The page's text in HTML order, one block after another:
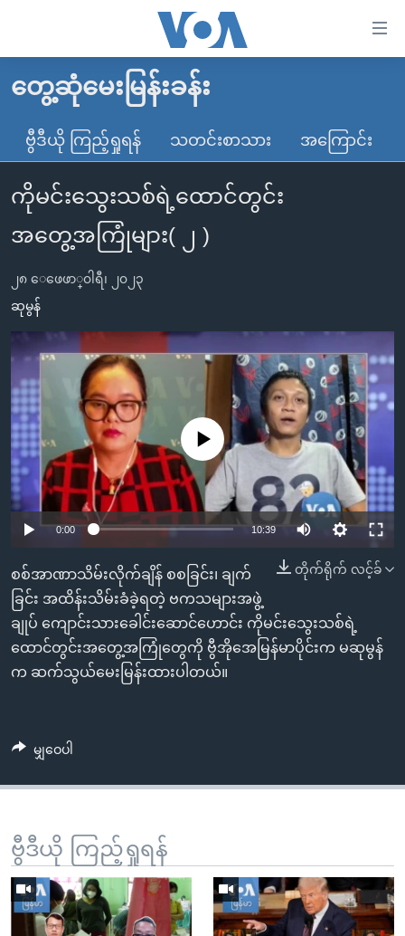
လွယ်ကူ
သည့်
Link
များ
ပင်မ
သို့
ကျော်
ရန်
ပင်မ
အ
ညွန်း
စာမျက်နှာ
သို့
ကျော်
ကြည့်
ရှာဖွေ
ရန်
နေရာ
သို့
ကျော်
မူလစာမျက်နှာ
မြန်မာ
ကမ္ဘာ့သတင်းများ
နိုင်ငံတကာ
အစ္စရေး-ပါလက်စတိုင်း
ဗွီဒီယို
သတင်းလွတ်လပ်ခွင့်
ရပ်ဝန်းတခု လမ်းတခု အလွန်
အင်္ဂလိပ်စာလေ့လာမယ်
မကြေးမုံရဲ့ အင်္ဂလိပ်စာ
ရုပ်ရှင်ထဲက အင်္ဂလိပ်စာ
သုတပဒေသာ အင်္ဂလိပ်စာ
ရေဒီယို
တီဗွီ
ရေဒီယိုနှင့်ရုပ်သံ အချက်အလက်များ
ရေဒီယို/တီဗွီအစီအစဉ်
Learning English
ဗွီအိုအေ လူမှုကွန်ယက်များ
ဘာသာစကားများ
တွေ့ဆုံမေးမြန်းခန်း
ဗွီဒီယို ကြည့်ရှုရန် သတင်းစာသား အကြောင်း
ကိုမင်းသွေးသစ်ရဲ့ထောင်တွင်း
အတွေ့အကြုံများ( ၂ )
၂၈ ေဖေဖာ္၀ါရီ၊ ၂၀၂၃
ဆုမွန်
No media source currently available
0:00 10:39
တိုက်ရိုက် လင့်ခ်
စစ်အာဏာသိမ်းလိုက်ချိန် စစခြင်း၊ ချက်
ခြင်း အထိန်းသိမ်းခံခဲ့ရတဲ့ ဗကသများအဖွဲ့
ချုပ် ကျောင်းသားခေါင်းဆောင်ဟောင်း ကိုမင်းသွေးသစ်ရဲ့
ထောင်တွင်းအတွေ့အကြုံတွေကို ဗွီအိုအေမြန်မာပိုင်းက မဆုမွန်
က ဆက်သွယ်မေးမြန်းထားပါတယ်။
မျှဝေပါ
ဗွီဒီယို ကြည့်ရှုရန်